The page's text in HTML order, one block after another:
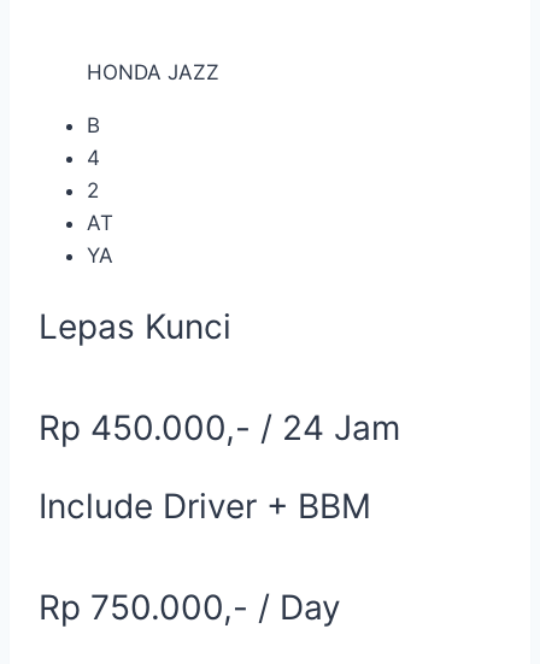
HONDA JAZZ
B
4
2
AT
YA
Lepas Kunci
Rp 450.000,- / 24 Jam
Include Driver + BBM
Rp 750.000,- / Day